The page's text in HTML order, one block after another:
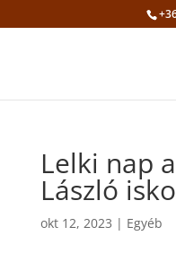
Lelki nap
László
okt 12, 2023 | Egyéb